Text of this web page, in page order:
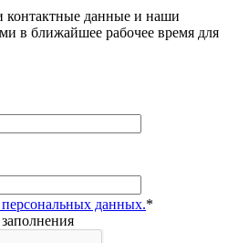
контактные данные и наши
в ближайшее рабочее время для
персональных данных.*